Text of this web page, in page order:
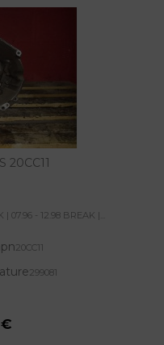
20CC11
07.96 - 12.98 BREAK |...
20CC11
299081
€